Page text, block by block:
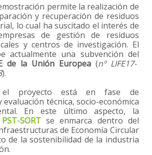
permite la realización de
y recuperación de residuos
lo cual ha suscitado el interés de
de gestión de residuos
y centros de investigación. El
actualmente una subvención del
de la Unión Europea(nº LIFE17-
).
el proyecto está en fase de
técnica, socio-económica
En este último aspecto, la
SORT se enmarca dentro del
de Economía Circular
de la sostenibilidad de la industria